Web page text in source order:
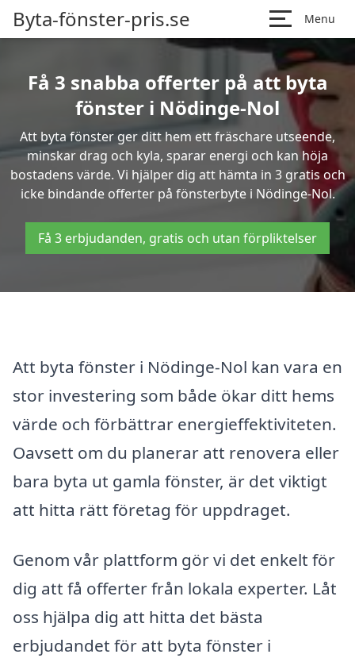
Byta-fönster-pris.se Menu
Få 3 snabba offerter på att byta
fönster i Nödinge-Nol
Att byta fönster ger ditt hem ett fräschare utseende,
minskar drag och kyla, sparar energi och kan höja
bostadens värde. Vi hjälper dig att hämta in 3 gratis och
icke bindande offerter på fönsterbyte i Nödinge-Nol.
Få 3 erbjudanden, gratis och utan förpliktelser
Att byta fönster i Nödinge-Nol kan vara en
stor investering som både ökar ditt hems
värde och förbättrar energieffektiviteten.
Oavsett om du planerar att renovera eller
bara byta ut gamla fönster, är det viktigt
att hitta rätt företag för uppdraget.
Genom vår plattform gör vi det enkelt för
dig att få offerter från lokala experter. Låt
oss hjälpa dig att hitta det bästa
erbjudandet för att byta fönster i